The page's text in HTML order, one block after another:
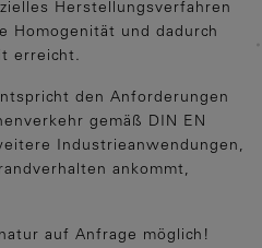
Herstellungsverfahren
Homogenität und dadurch
erreicht.
den Anforderungen
gemäß DIN EN
Industrieanwendungen,
ankommt,
auf Anfrage möglich!